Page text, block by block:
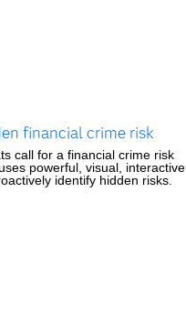
financial crime risk
call for a financial crime risk
powerful, visual, interactive
identify hidden risks.